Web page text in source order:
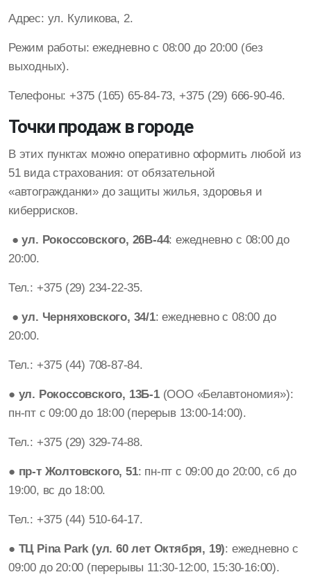
Адрес: ул. Куликова, 2.
Режим работы: ежедневно с 08:00 до 20:00 (без
выходных).
Телефоны: +375 (165) 65-84-73, +375 (29) 666-90-46.
Точки продаж в городе
В этих пунктах можно оперативно оформить любой из
51 вида страхования: от обязательной
«автогражданки» до защиты жилья, здоровья и
киберрисков.
● ул. Рокоссовского, 26В-44: ежедневно с 08:00 до
20:00.
Тел.: +375 (29) 234-22-35.
● ул. Черняховского, 34/1: ежедневно с 08:00 до
20:00.
Тел.: +375 (44) 708-87-84.
● ул. Рокоссовского, 13Б-1(ООО «Белавтономия»):
пн-пт с 09:00 до 18:00 (перерыв 13:00-14:00).
Тел.: +375 (29) 329-74-88.
● пр-т Жолтовского, 51: пн-пт с 09:00 до 20:00, сб до
19:00, вс до 18:00.
Тел.: +375 (44) 510-64-17.
● ТЦ Pina Park (ул. 60 лет Октября, 19): ежедневно с
09:00 до 20:00 (перерывы 11:30-12:00, 15:30-16:00).